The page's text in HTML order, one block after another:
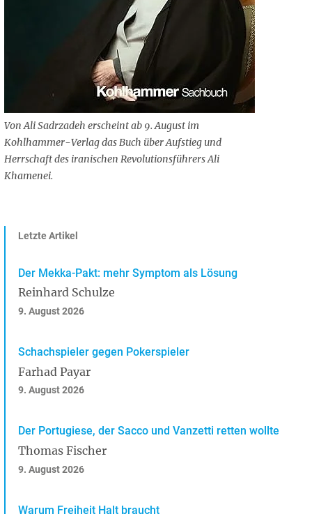
Von Ali Sadrzadeh erscheint ab 9. August im
Kohlhammer-Verlag das Buch über Aufstieg und
Herrschaft des iranischen Revolutionsführers Ali
Khamenei.
Letzte Artikel
Der Mekka-Pakt: mehr Symptom als Lösung
Reinhard Schulze
9. August 2026
Schachspieler gegen Pokerspieler
Farhad Payar
9. August 2026
Der Portugiese, der Sacco und Vanzetti retten wollte
Thomas Fischer
9. August 2026
Warum Freiheit Halt braucht